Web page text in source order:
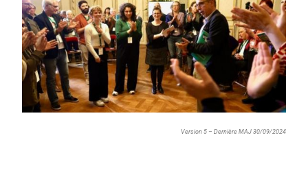
Version 5 – Dernière MAJ 30/09/2024